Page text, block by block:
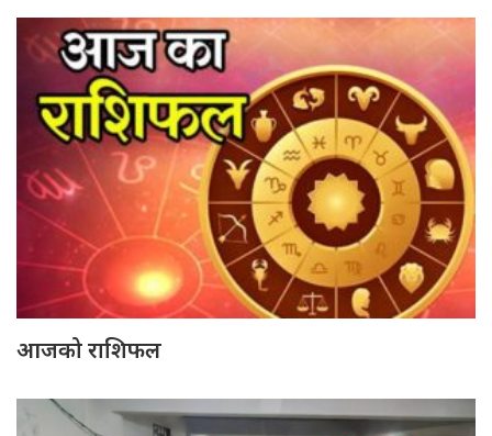
आजको राशिफल